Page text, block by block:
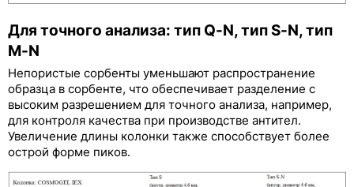
Для точного анализа: тип Q-N, тип S-N, тип
М-N
Непористые сорбенты уменьшают распространение
образца в сорбенте, что обеспечивает разделение с
высоким разрешением для точного анализа, например,
для контроля качества при производстве антител.
Увеличение длины колонки также способствует более
острой форме пиков.